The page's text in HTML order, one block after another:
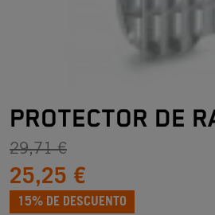
PROTECTOR DE
29,71 €
25,25 €
15% DE DESCUENTO